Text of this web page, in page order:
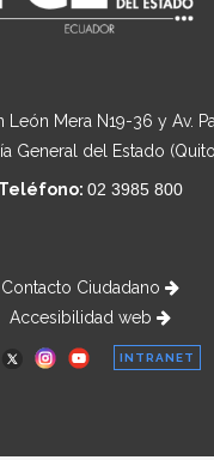
León Mera N19-36 y Av.
General del Estado
Teléfono: 02 3985 800
Contacto Ciudadano
Accesibilidad web
INTRANET